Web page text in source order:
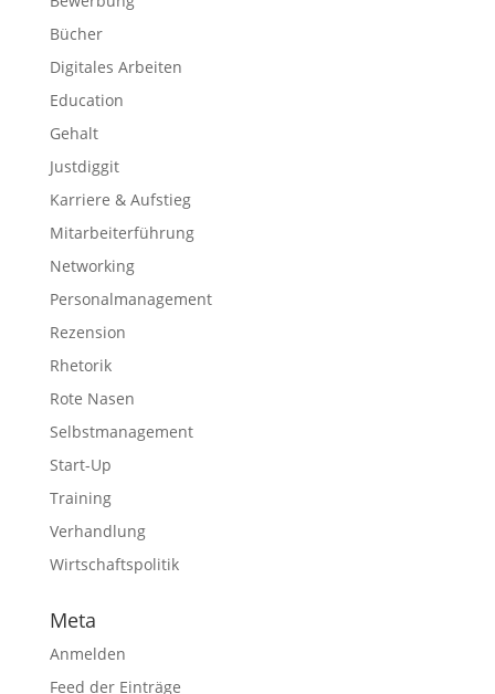
Bücher
Digitales Arbeiten
Education
Gehalt
Justdiggit
Karriere & Aufstieg
Mitarbeiterführung
Networking
Personalmanagement
Rezension
Rhetorik
Rote Nasen
Selbstmanagement
Start-Up
Training
Verhandlung
Wirtschaftspolitik
Meta
Anmelden
Feed der Einträge